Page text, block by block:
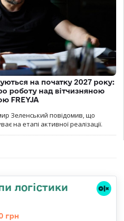
на початку 2027 року:
роботу над вітчизняною
FREYJA
Зеленський повідомив, що
на етапі активної реалізації.
логістики
грн